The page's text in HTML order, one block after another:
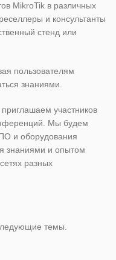
MikroTik в различных
и консультанты
стенд или
пользователям
знаниями.
участников
Мы будем
и оборудования
знаниями и опытом
разных
темы.